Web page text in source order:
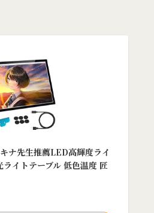
ナ先生推薦LED高輝度ライ
ライトテーブル 低色温度 匠